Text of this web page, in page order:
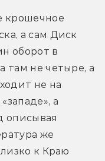
крошечное
а сам Диск
оборот в
там не четыре, а
не на
а
описывая
же
к Краю